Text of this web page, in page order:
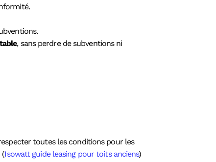
, sans perdre de subventions ni
toutes les conditions pour les
(Isowatt guide leasing pour toits anciens)